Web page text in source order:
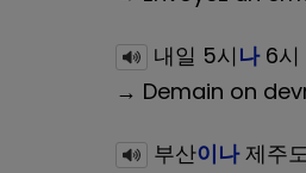
내일 5시 나6시
→ Demain on
부산이나제주